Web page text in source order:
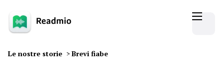
Le nostre storie > Brevi fiabe